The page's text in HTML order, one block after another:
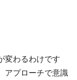
変わるわけです
アプローチで意識